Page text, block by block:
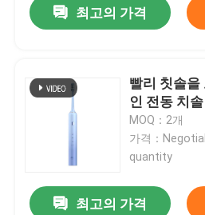
최고의 가격
빨리 칫솔을
인 전동 치
MOQ：2개
가격：
quantity
최고의 가격